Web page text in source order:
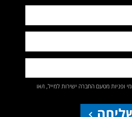
מטעם החברה ישירות למייל, ו/או